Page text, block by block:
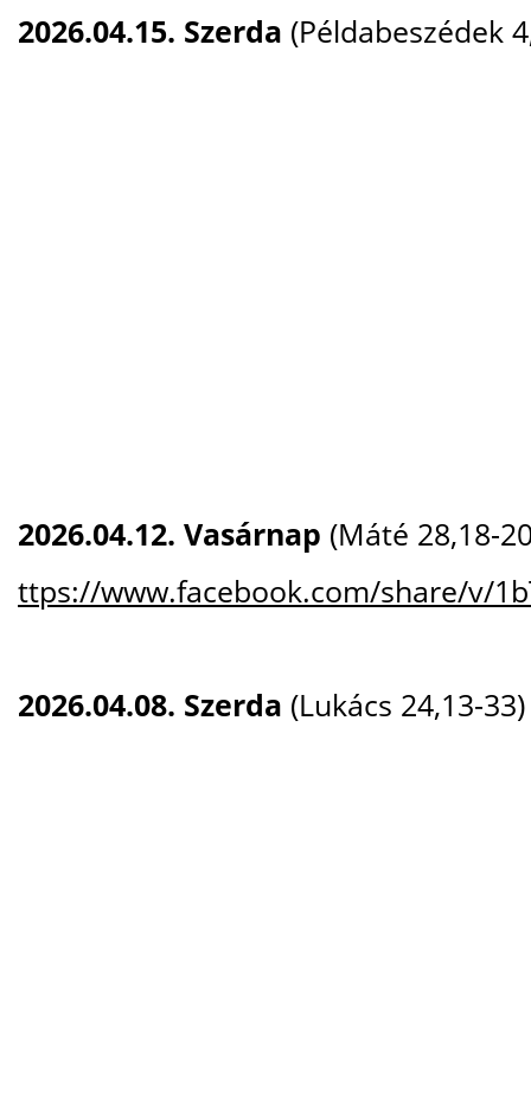
2026.04.15. Szerda (Példabeszédek
2026.04.12. Vasárnap (Máté 28,18-
ttps://www.facebook.com/share/v/
2026.04.08. Szerda (Lukács 24,13-33)